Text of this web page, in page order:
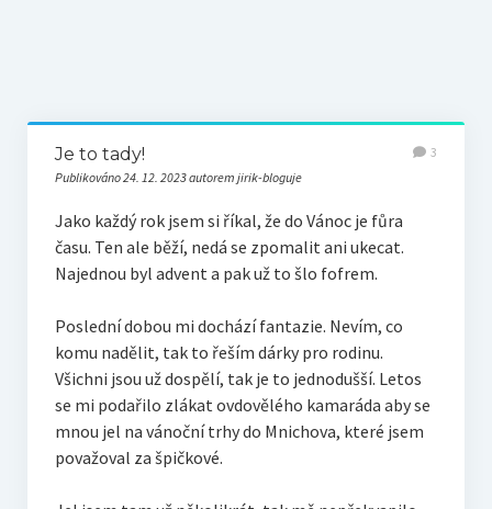
Je to tady!
Publikováno 24. 12. 2023 autorem jirik-bloguje
3
Jako každý rok jsem si říkal, že do Vánoc je fůra
času. Ten ale běží, nedá se zpomalit ani ukecat.
Najednou byl advent a pak už to šlo fofrem.
Poslední dobou mi dochází fantazie. Nevím, co
komu nadělit, tak to řeším dárky pro rodinu.
Všichni jsou už dospělí, tak je to jednodušší. Letos
se mi podařilo zlákat ovdovělého kamaráda aby se
mnou jel na vánoční trhy do Mnichova, které jsem
považoval za špičkové.